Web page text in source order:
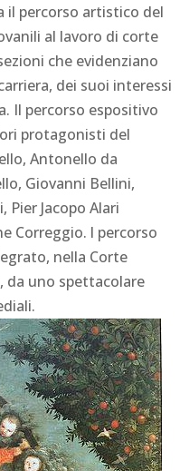
il percorso artistico del
al lavoro di corte
che evidenziano
dei suoi interessi
Il percorso espositivo
protagonisti del
Antonello da
Giovanni Bellini,
Pier Jacopo Alari
Correggio. l percorso
nella Corte
da uno spettacolare